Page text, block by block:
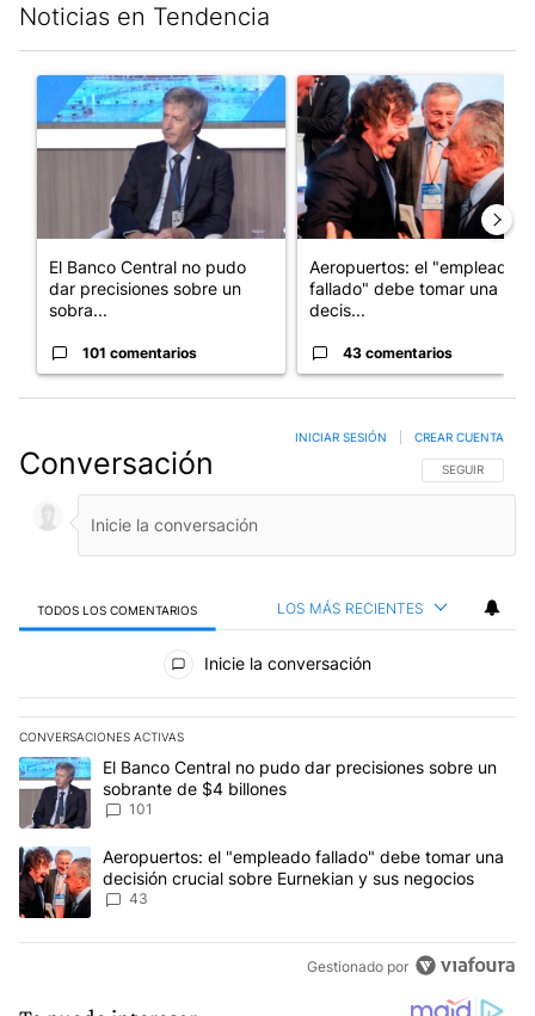
Noticias en Tendencia
Un artículo de tendencia con el título "El Banco Central no
El Banco Central no pudo
dar precisiones sobre un
sobra...
101 comentarios
Un artículo de tendencia con
Aeropuertos: el "empleado
fallado" debe tomar una
decis...
43 comentarios
Conversación SIGA ESTA
SEGUIR
INICIAR SESIÓN CREAR CUENTA
TODOS LOS COMENTARIOS LOS MÁS RECIENTES
Todos los comentarios
Inicie la conversación
CONVERSACIONES ACTIVAS
Este listado muestra los artículos con más comentarios en los
Un artículo de tendencia con el título "El Banco Central no pudo
El Banco Central no pudo dar precisiones sobre un
sobrante de $4 billones
101
Un artículo de tendencia con el título "Aeropuertos: el
Aeropuertos: el "empleado fallado" debe tomar una
decisión crucial sobre Eurnekian y sus negocios
43
Gestionado por